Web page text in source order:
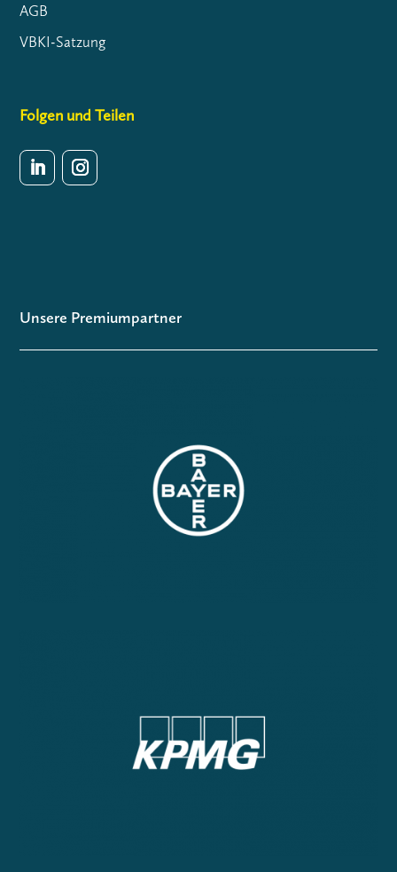
AGB
VBKI-Satzung
Folgen und Teilen
Unsere Premiumpartner